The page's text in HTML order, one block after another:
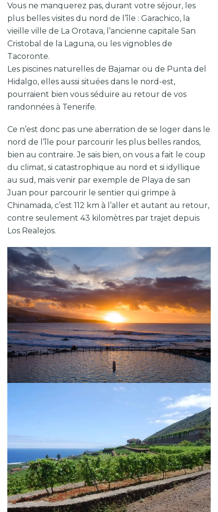
Vous ne manquerez pas, durant votre séjour, les
plus belles visites du nord de l’île : Garachico, la
vieille ville de La Orotava, l’ancienne capitale San
Cristobal de la Laguna, ou les vignobles de
Tacoronte.
Les piscines naturelles de Bajamar ou de Punta del
Hidalgo, elles aussi situées dans le nord-est,
pourraient bien vous séduire au retour de vos
randonnées à Tenerife.
Ce n’est donc pas une aberration de se loger dans le
nord de l’île pour parcourir les plus belles randos,
bien au contraire.Je sais bien, on vous a fait le coup
du climat, si catastrophique au nord et si idyllique
au sud, mais venir par exemple de Playa de san
Juan pour parcourir le sentier qui grimpe à
Chinamada, c’est 112 km à l’aller et autant au retour,
contre seulement 43 kilomètres par trajet depuis
Los Realejos.